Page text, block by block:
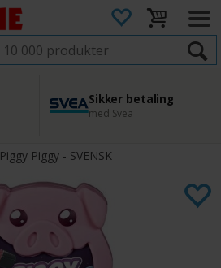
Sikker betaling
med Svea
45 dager returfrist
Enkel retur
Piggy Piggy - SVENSK